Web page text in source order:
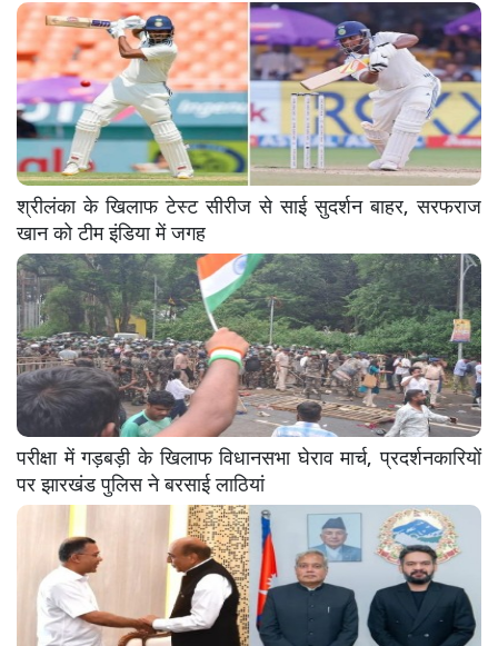
श्रीलंका के खिलाफ टेस्ट सीरीज से साई सुदर्शन बाहर, सरफराज
खान को टीम इंडिया में जगह
परीक्षा में गड़बड़ी के खिलाफ विधानसभा घेराव मार्च, प्रदर्शनकारियों
पर झारखंड पुलिस ने बरसाई लाठियां